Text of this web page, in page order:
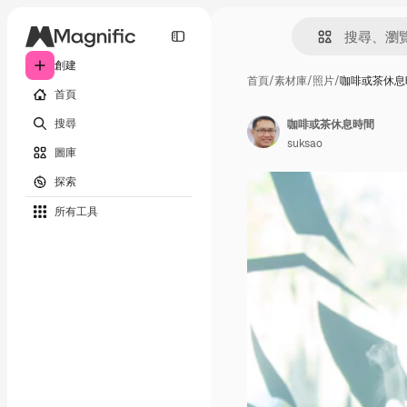
創建
首頁
搜尋
圖庫
探索
所有工具
首頁/素材庫/照片/咖啡或茶休
咖啡或茶休息時間
suksao